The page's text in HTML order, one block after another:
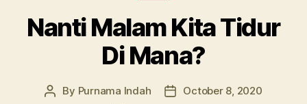
Nanti Malam Kita Tidur
Di Mana?
Post
By Purnama Indah
PostOctober 8, 2020